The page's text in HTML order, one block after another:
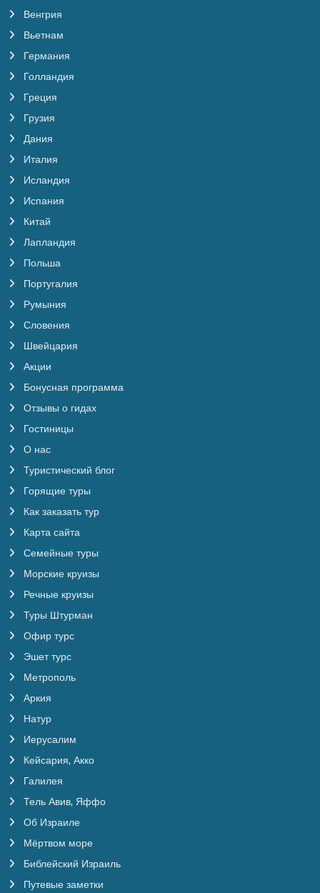
Венгрия
Вьетнам
Германия
Голландия
Греция
Грузия
Дания
Италия
Исландия
Испания
Китай
Лапландия
Польша
Португалия
Румыния
Словения
Швейцария
Акции
Бонусная программа
Отзывы о гидах
Гостиницы
О нас
Туристический блог
Горящие туры
Как заказать тур
Карта сайта
Семейные туры
Морские круизы
Речные круизы
Туры Штурман
Офир турс
Эшет турс
Метрополь
Аркия
Натур
Иерусалим
Кейсария, Акко
Галилея
Тель Авив, Яффо
Об Израиле
Мёртвом море
Библейский Израиль
Путевые заметки